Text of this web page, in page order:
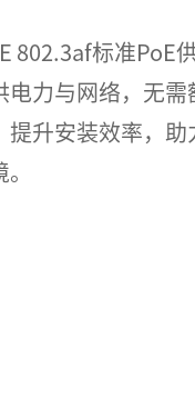
802.3af标准PoE
电力与网络，无需
提升安装效率，助